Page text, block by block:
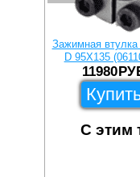
Зажимная втулка
D 95X135
11980
С этим